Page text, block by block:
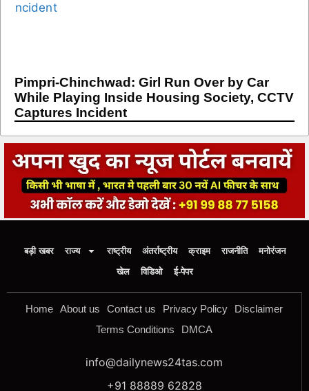
Pimpri-Chinchwad: Girl Run Over by Car
While Playing Inside Housing Society, CCTV
Captures Incident
बड़ी खबर राज्य राष्ट्रीय अंतर्राष्ट्रीय क्राइम राजनीति
मनोरंजन
खेल
विडिओ ई-पेपर
Home About us Contact us Privacy Policy
Disclaimer
Terms Conditions
DMCA
info@dailynews24tas.com
+91 88889 62828